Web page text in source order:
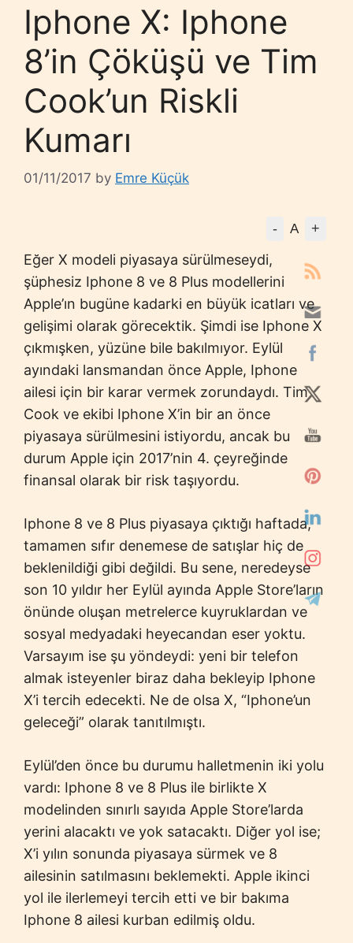
Iphone X: Iphone
8’in Çöküşü ve Tim
Cook’un Riskli
Kumarı
01/11/2017 by Emre Küçük
- A +
Eğer X modeli piyasaya sürülmeseydi,
şüphesiz Iphone 8 ve 8 Plus modellerini
Apple’ın bugüne kadarki en büyük icatları ve
gelişimi olarak görecektik. Şimdi ise Iphone X
çıkmışken, yüzüne bile bakılmıyor. Eylül
ayındaki lansmandan önce Apple, Iphone
ailesi için bir karar vermek zorundaydı. Tim
Cook ve ekibi Iphone X’in bir an önce
piyasaya sürülmesini istiyordu, ancak bu
durum Apple için 2017’nin 4. çeyreğinde
finansal olarak bir risk taşıyordu.
Iphone 8 ve 8 Plus piyasaya çıktığı haftada,
tamamen sıfır denemese de satışlar hiç de
beklenildiği gibi değildi. Bu sene, neredeyse
son 10 yıldır her Eylül ayında Apple Store’ların
önünde oluşan metrelerce kuyruklardan ve
sosyal medyadaki heyecandan eser yoktu.
Varsayım ise şu yöndeydi: yeni bir telefon
almak isteyenler biraz daha bekleyip Iphone
X’i tercih edecekti. Ne de olsa X, “Iphone’un
geleceği” olarak tanıtılmıştı.
Eylül’den önce bu durumu halletmenin iki yolu
vardı: Iphone 8 ve 8 Plus ile birlikte X
modelinden sınırlı sayıda Apple Store’larda
yerini alacaktı ve yok satacaktı. Diğer yol ise;
X’i yılın sonunda piyasaya sürmek ve 8
ailesinin satılmasını beklemekti. Apple ikinci
yol ile ilerlemeyi tercih etti ve bir bakıma
Iphone 8 ailesi kurban edilmiş oldu.